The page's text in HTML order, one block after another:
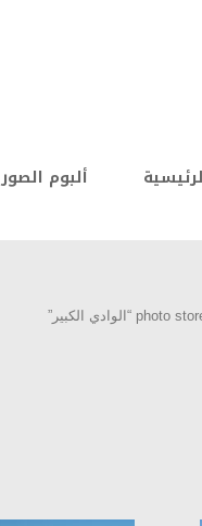
ألبوم الصور Photos Album